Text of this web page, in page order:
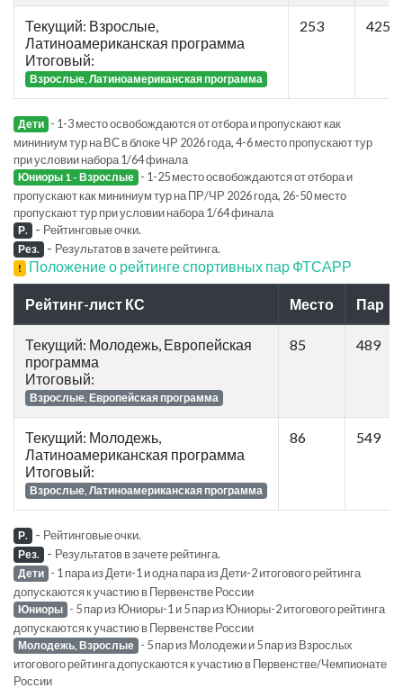
Текущий: Взрослые,
Латиноамериканская программа
Итоговый:
Взрослые, Латиноамериканская программа
253 425
Дети - 1-3 место освобождаются от отбора и пропускают как
мининиум тур на ВС в блоке ЧР 2026 года, 4-6 место пропускают тур
при условии набора 1/64 финала
Юниоры 1 - Взрослые - 1-25 место освобождаются от отбора и
пропускают как мининиум тур на ПР/ЧР 2026 года, 26-50 место
пропускают тур при условии набора 1/64 финала
Р. - Рейтинговые очки.
Рез. - Результатов в зачете рейтинга.
! Положение о рейтинге спортивных пар ФТСАРР
Рейтинг-лист КС Место Пар
Текущий: Молодежь, Европейская
программа
Итоговый:
Взрослые, Европейская программа
85 489
Текущий: Молодежь,
Латиноамериканская программа
Итоговый:
Взрослые, Латиноамериканская программа
86 549
Р. - Рейтинговые очки.
Рез. - Результатов в зачете рейтинга.
Дети - 1 пара из Дети-1 и одна пара из Дети-2 итогового рейтинга
допускаются к участию в Первенстве России
Юниоры - 5 пар из Юниоры-1 и 5 пар из Юниоры-2 итогового рейтинга
допускаются к участию в Первенстве России
Молодежь, Взрослые - 5 пар из Молодежи и 5 пар из Взрослых
итогового рейтинга допускаются к участию в Первенстве/Чемпионате
России